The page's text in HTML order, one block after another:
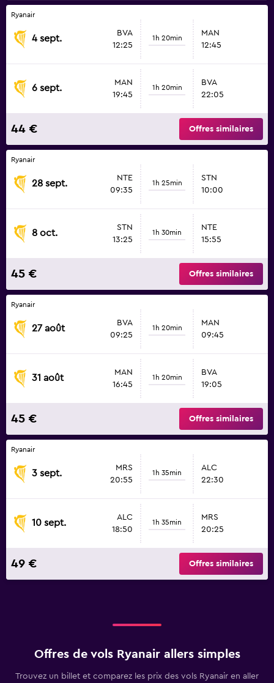
Ryanair
4 sept.
BVA
12:25
1h 20min
MAN
12:45
6 sept.
MAN
19:45
1h 20min
BVA
22:05
44 € Offres similaires
Ryanair
28 sept.
NTE
09:35
1h 25min
STN
10:00
8 oct.
STN
13:25
1h 30min
NTE
15:55
45 € Offres similaires
Ryanair
27 août
BVA
09:25
1h 20min
MAN
09:45
31 août
MAN
16:45
1h 20min
BVA
19:05
45 € Offres similaires
Ryanair
3 sept.
MRS
20:55
1h 35min
ALC
22:30
10 sept.
ALC
18:50
1h 35min
MRS
20:25
49 € Offres similaires
Offres de vols Ryanair allers simples
Trouvez un billet et comparez les prix des vols Ryanair en aller